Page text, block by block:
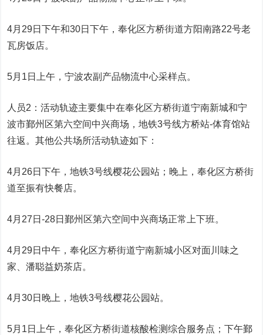
4月29日下午和30日下午，奉化区方桥街道方阳南路22号老
瓦房饭店。
5月1日上午，宁波农副产品物流中心采样点。
人员2：活动轨迹主要集中在奉化区方桥街道宁南新城和宁
波市鄞州区第六空间中兴商场，地铁3号线方桥站-体育馆站
往返。其他公共场所活动轨迹如下：
4月26日下午，地铁3号线樱花公园站；晚上，奉化区方桥街
道至振有快餐店。
4月27日-28日鄞州区第六空间中兴商场正常上下班。
4月29日中午，奉化区方桥街道宁南新城小区对面川味之
家、潘聪益奶茶店。
4月30日晚上，地铁3号线樱花公园站。
5月1日上午，奉化区方桥街道核酸检测综合服务点；下午鄞